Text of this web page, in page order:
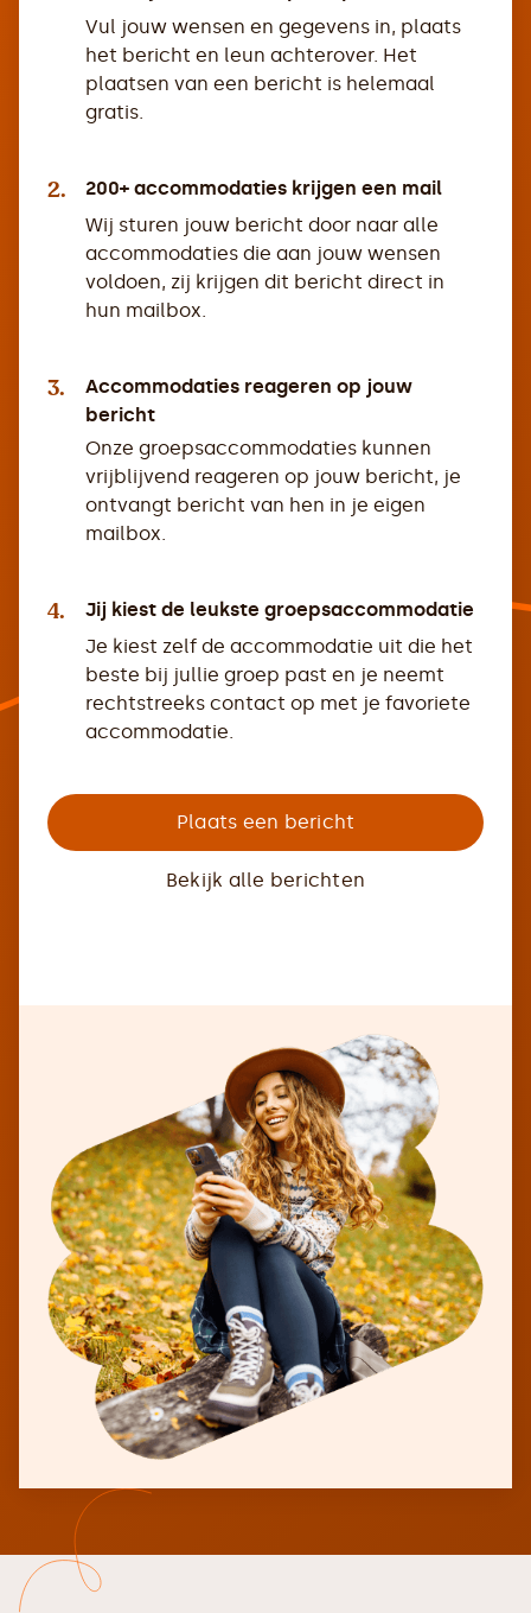
Vul jouw wensen en gegevens in, plaats
het bericht en leun achterover. Het
plaatsen van een bericht is helemaal
gratis.
2.
200+ accommodaties krijgen een mail
Wij sturen jouw bericht door naar alle
accommodaties die aan jouw wensen
voldoen, zij krijgen dit bericht direct in
hun mailbox.
3.
Accommodaties reageren op jouw
bericht
Onze groepsaccommodaties kunnen
vrijblijvend reageren op jouw bericht, je
ontvangt bericht van hen in je eigen
mailbox.
4.
Jij kiest de leukste groepsaccommodatie
Je kiest zelf de accommodatie uit die het
beste bij jullie groep past en je neemt
rechtstreeks contact op met je favoriete
accommodatie.
Plaats een bericht
Bekijk alle berichten